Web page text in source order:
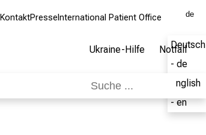
KontaktPresse International Patient Office de
Deutsch
- de
English
- en
Ukraine-Hilfe Notfall